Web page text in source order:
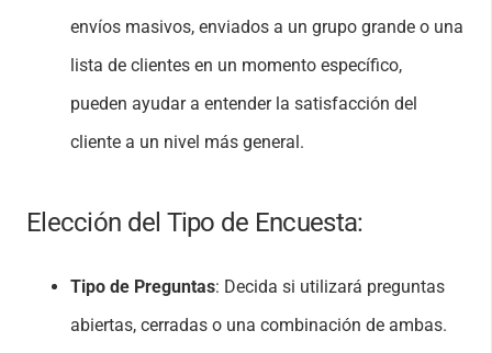
envíos masivos, enviados a un grupo grande o una
lista de clientes en un momento específico,
pueden ayudar a entender la satisfacción del
cliente a un nivel más general.
Elección del Tipo de Encuesta:
Tipo de Preguntas: Decida si utilizará preguntas
abiertas, cerradas o una combinación de ambas.